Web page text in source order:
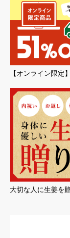
【オンライン限定
大切な人に生姜を